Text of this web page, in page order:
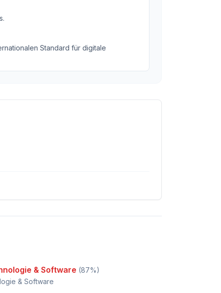
.
Standard für digitale
& Software (87%)
& Software